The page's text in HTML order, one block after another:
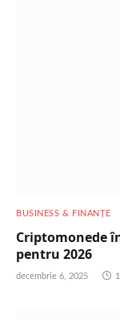
BUSINESS & FINANȚE
Criptomonede
pentru 2026
decembrie 6, 2025